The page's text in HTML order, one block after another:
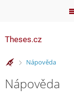
Theses.cz
>Nápověda
Nápověda